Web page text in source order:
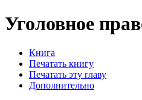
Уголовное
Книга
Печатать книгу
Печатать эту главу
Дополнительно